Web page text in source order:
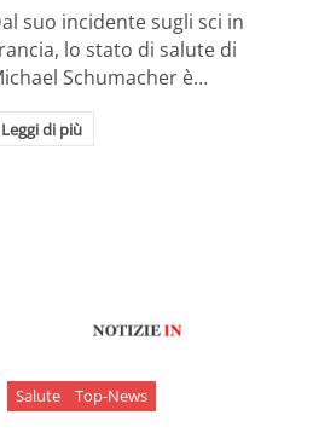
suo incidente sugli sci in
lo stato di salute di
Schumacher è…
Leggi di più
Salute Top-News